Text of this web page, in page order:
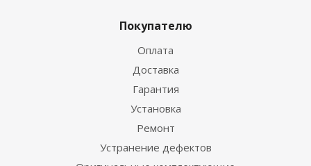
Покупателю
Оплата
Доставка
Гарантия
Установка
Ремонт
Устранение дефектов